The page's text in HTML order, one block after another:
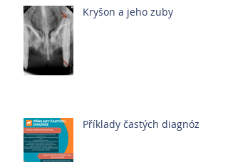
Kryšon a jeho zuby
Příklady častých diagnóz